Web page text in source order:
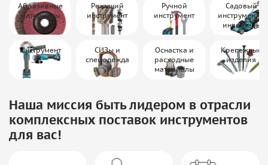
Абразивные
материалы
Инструмент
Режущий
инструмент
СИЗы и
спецодежда
Ручной
инструмент
Оснастка и
расходные
материалы
Садовый
инструмент и
инвентарь
Крепежные
изделия
Наша миссия быть лидером в отрасли
комплексных поставок инструментов
для вас!